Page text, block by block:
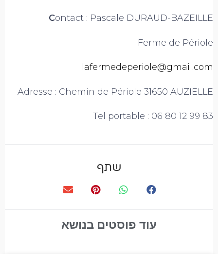
Contact : Pascale DURAUD-BAZEILLE
Ferme de Périole
lafermedeperiole@gmail.com
Adresse : Chemin de Périole 31650 AUZIELLE
Tel portable : 06 80 12 99 83
שתף
עוד פוסטים בנושא